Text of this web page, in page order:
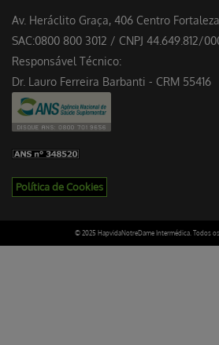
Av. Heráclito Graça, 406 Centro
SAC:0800 800 3012 / CNPJ 44.649.812/
Responsável Técnico:
Dr. Lauro Ferreira Barbanti - CRM 55416
Política de Cookies
© 2025 HapvidaNotreDame Intermédica. Todos